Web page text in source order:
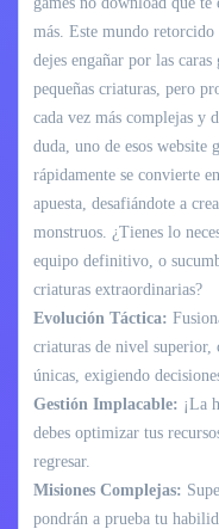
más. Este mundo
dejes engañar por las caras
pequeñas criaturas, pero
cada vez más complejas y
duda, uno de esos website
rápidamente se convierte
apuesta, desafiándote a
monstruos. ¿Tienes lo
equipo definitivo, o
criaturas extraordinarias?
Evolución Táctica:
criaturas de nivel superior,
únicas, exigiendo
Gestión Implacable: ¡La
debes optimizar tus
regresar.
Misiones Complejas:
pondrán a prueba tu